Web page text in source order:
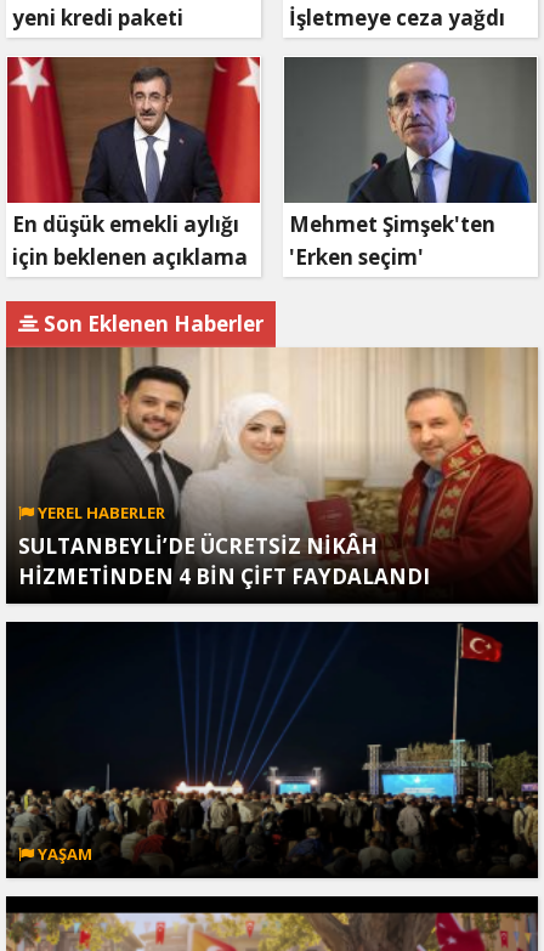
yeni kredi paketi
müjdesi: 6 ay geri
ödemesiz, 36 ay vadeli
İşletmeye ceza yağdı
En düşük emekli aylığı
için beklenen açıklama
Mehmet Şimşek'ten
'Erken seçim'
Son Eklenen Haberler
YEREL HABERLER
SULTANBEYLİ’DE ÜCRETSİZ NİKÂH
HİZMETİNDEN 4 BİN ÇİFT FAYDALANDI
YAŞAM